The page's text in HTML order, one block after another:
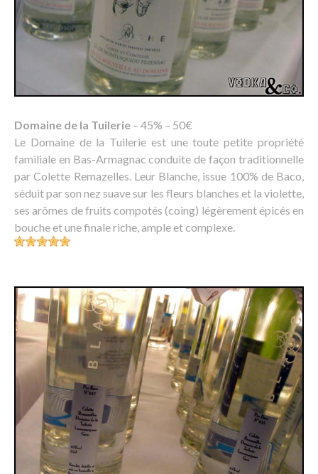
Domaine de la Tuilerie – 45% – 50€
Le Domaine de la Tuilerie est une toute petite propriété
familiale en Bas-Armagnac conduite de façon traditionnelle
par Colette Remazelles. Leur Blanche, issue 100% de Baco,
séduit par son nez suave sur les fleurs blanches et la violette,
ses arômes de fruits compotés (coing) légèrement épicés en
bouche et une finale riche, ample et complexe.